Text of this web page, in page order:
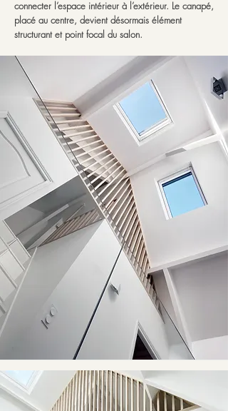
connecter l’espace intérieur à l’extérieur. Le canapé,
placé au centre, devient désormais élément
structurant et point focal du salon.